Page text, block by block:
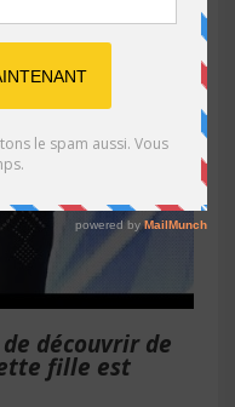
découvrir de
fille est